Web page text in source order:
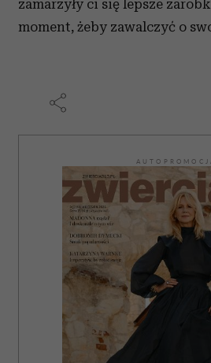
otrzymanymi od Ciebie lub
korzystania z ich usług.
zamarzyły ci się lepsze
moment, żeby zawalczyć o